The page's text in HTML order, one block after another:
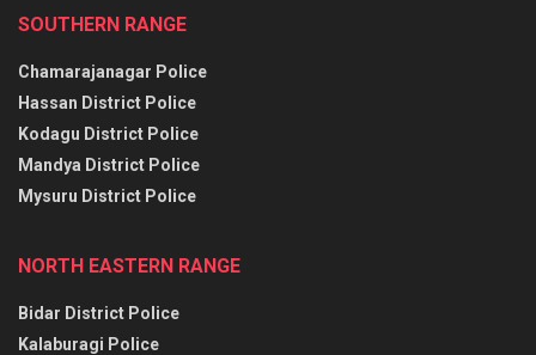
SOUTHERN RANGE
Chamarajanagar Police
Hassan District Police
Kodagu District Police
Mandya District Police
Mysuru District Police
NORTH EASTERN RANGE
Bidar District Police
Kalaburagi Police